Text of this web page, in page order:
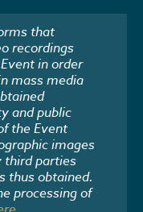
that
recordings
in order
mass media
and public
the Event
images
third parties
thus obtained.
processing of